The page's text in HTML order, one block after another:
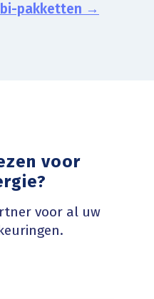
pakketten →
voor
voor al uw